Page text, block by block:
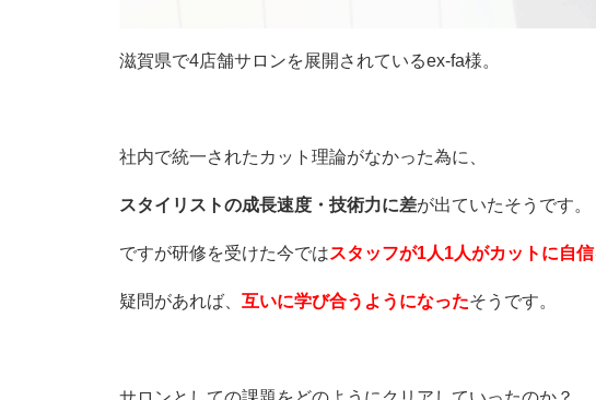
滋賀県で4店舗サロンを展開されているex-fa様。
社内で統一されたカット理論がなかった為に、
スタイリストの成長速度・技術力に差が出ていたそうです。
ですが研修を受けた今ではスタッフが1人1人がカットに自
疑問があれば、 互いに学び合うようになったそうです。